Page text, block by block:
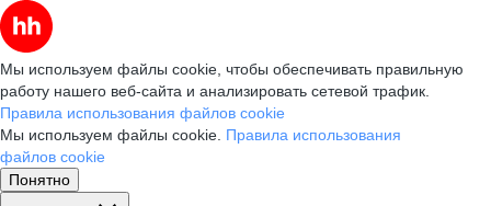
Мы используем файлы cookie, чтобы обеспечивать правильную
работу нашего веб-сайта и анализировать сетевой трафик.
Правила использования файлов cookie
Мы используем файлы cookie. Правила использования
файлов cookie
Понятно